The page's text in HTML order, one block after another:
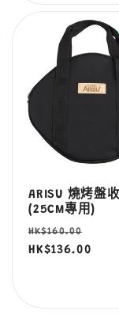
ARISU 燒烤盤
(25CM專用)
定
價
HK$160.00
價
HK$136.00